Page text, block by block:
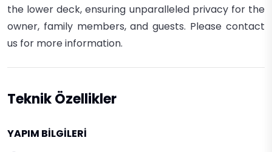
the lower deck, ensuring unparalleled privacy for the
owner, family members, andguests. Please contact
us for more information.
Teknik Özellikler
YAPIM BİLGİLERİ